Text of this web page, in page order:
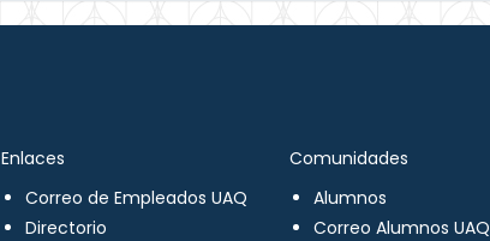
Enlaces
Correo de Empleados UAQ
Directorio
Comunidades
Alumnos
Correo Alumnos UAQ